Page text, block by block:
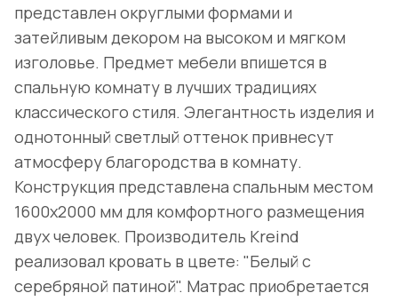
представлен округлыми формами и
затейливым декором на высоком и мягком
изголовье. Предмет мебели впишется в
спальную комнату в лучших традициях
классического стиля. Элегантность изделия и
однотонный светлый оттенок привнесут
атмосферу благородства в комнату.
Конструкция представлена спальным местом
1600х2000 мм для комфортного размещения
двух человек. Производитель Kreind
реализовал кровать в цвете: "Белый с
серебряной патиной". Матрас приобретается